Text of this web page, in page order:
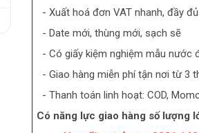
- Xuất hoá đơn VAT nhanh, đầy
- Date mới, thùng mới, sạch sẽ
- Có giấy kiệm nghiệm mẫu nước
- Giao hàng miễn phí tận nơi từ 3
- Thanh toán linh hoạt: COD,
Có năng lực giao hàng số lượng